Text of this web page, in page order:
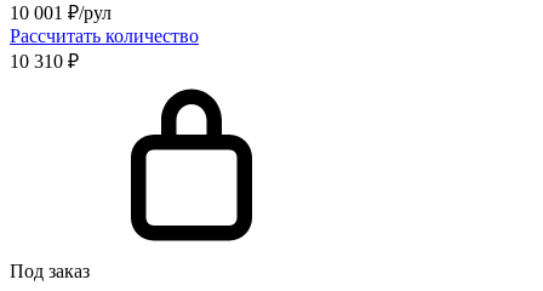
10 001 ₽/рул
Рассчитать количество
10 310 ₽
Под заказ